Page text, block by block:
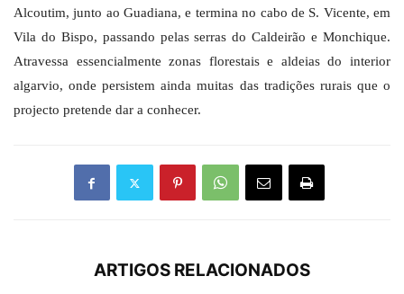
Alcoutim, junto ao Guadiana, e termina no cabo de S. Vicente, em
Vila do Bispo, passando pelas serras do Caldeirão e Monchique.
Atravessa essencialmente zonas florestais e aldeias do interior
algarvio, onde persistem ainda muitas das tradições rurais que o
projecto pretende dar a conhecer.
ARTIGOS RELACIONADOS